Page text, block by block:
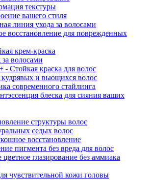
текстуры
вашего стиля
линия ухода за волосами
восстановление для поврежденных
крем-краска
волосами
- Стойкая краска для волос
и вьющихся волос
современного стайлинга
блеска для сияния ваших
структуры волос
седых волос
восстановление
пигмента без вреда для волос
глазирование без аммиака
чувствительной кожи головы